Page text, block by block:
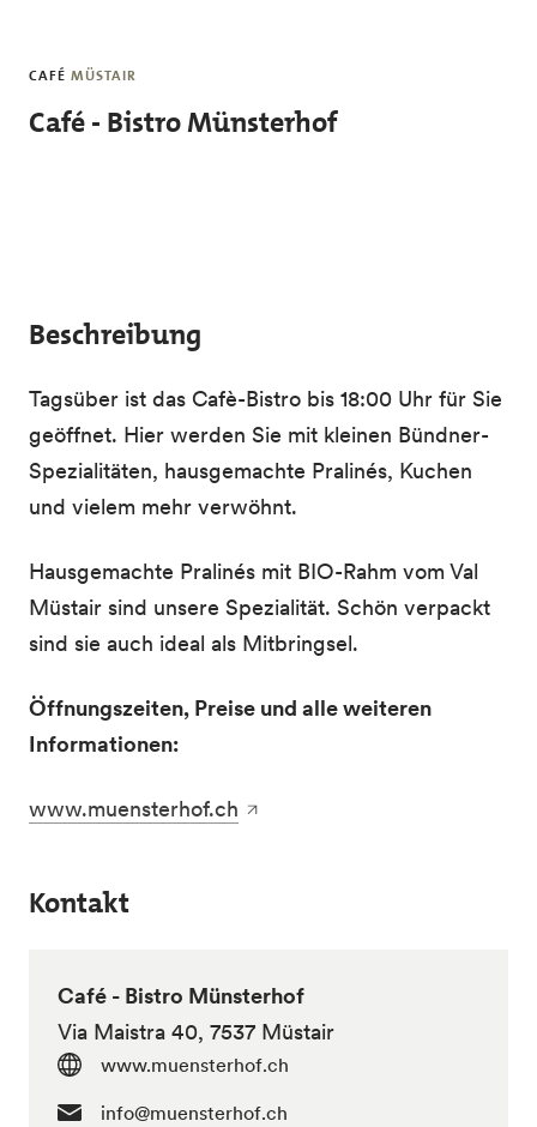
CAFÉ MÜSTAIR
Café - Bistro Münsterhof
Beschreibung
Tagsüber ist das Cafè-Bistro bis 18:00 Uhr für Sie
geöffnet. Hier werden Sie mit kleinen Bündner-
Spezialitäten, hausgemachte Pralinés, Kuchen
und vielem mehr verwöhnt.
Hausgemachte Pralinés mit BIO-Rahm vom Val
Müstair sind unsere Spezialität. Schön verpackt
sind sie auch ideal als Mitbringsel.
Öffnungszeiten, Preise und alle weiteren
Informationen:
www.muensterhof.ch
Kontakt
Café - Bistro Münsterhof
Via Maistra 40, 7537 Müstair
www.muensterhof.ch
info@muensterhof.ch